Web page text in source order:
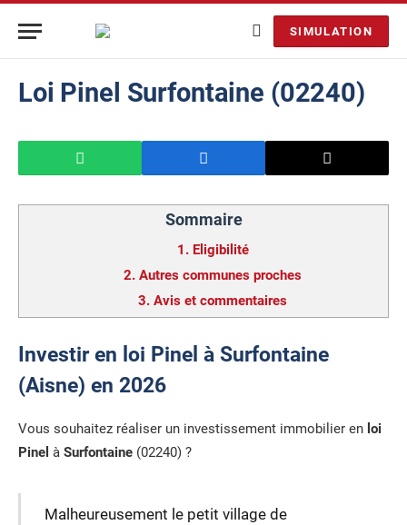
SIMULATION
Loi Pinel Surfontaine (02240)
Sommaire
1. Eligibilité
2. Autres communes proches
3. Avis et commentaires
Investir en loi Pinel à Surfontaine
(Aisne) en 2026
Vous souhaitez réaliser un investissement immobilier en loi
Pinel à Surfontaine (02240) ?
Malheureusement le petit village de